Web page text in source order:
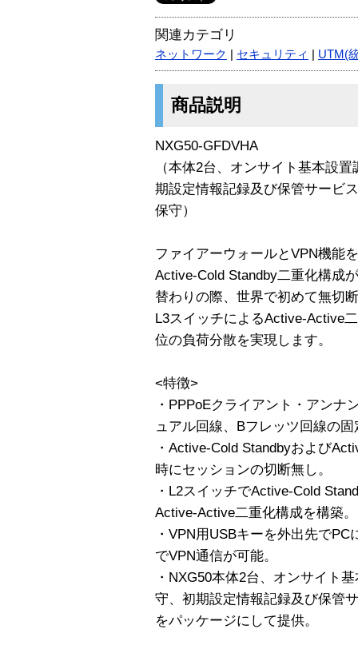
関連カテゴリ
ネットワーク セキュリティ UTM(
商品説明
NXG50-GFDVHA
（本体2台、オンサイト基本設
期設定情報記録及び保管サービ
保守）
ファイアーウォールとVPN機能
Active-Cold Standby二重化構成
替わりの際、世界で初めて無切
L3スイッチによるActive-Active
位の負荷分散を実現します。
<特徴>
・PPPoEクライアント・アンナ
ュアル回線、Bフレッツ回線の
・Active-Cold Standbyおよび
時にセッションの切断無し。
・L2スイッチでActive-Cold
Active-Active二重化構成を構築。
・VPN用USBキーを外出先で
でVPN通信が可能。
・NXG50本体2台、オンサイト
守、初期設定情報記録及び保管
をパッケージにして提供。